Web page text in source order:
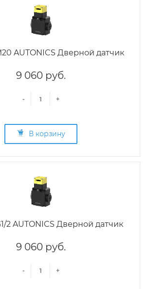
AUTONICS Дверной датчик
9 060 руб.
- +
В корзину
2 AUTONICS Дверной датчик
9 060 руб.
- +